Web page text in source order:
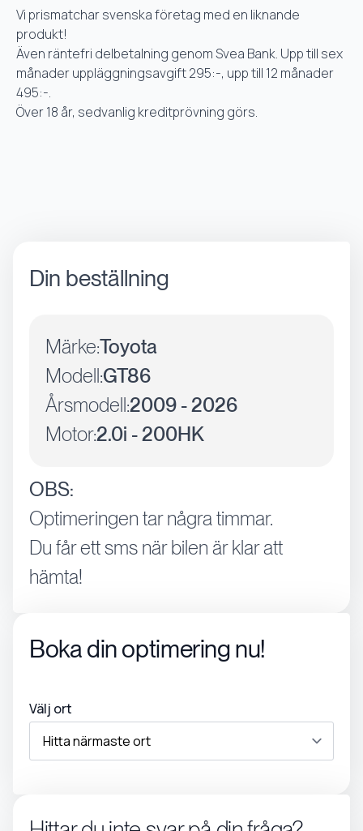
Vi prismatchar svenska företag med en liknande
produkt!
Även räntefri delbetalning genom Svea Bank. Upp till sex
månader uppläggningsavgift 295:-, upp till 12 månader
495:-.
Över 18 år, sedvanlig kreditprövning görs.
Din beställning
Märke:Toyota
Modell:GT86
Årsmodell:2009 - 2026
Motor:2.0i - 200HK
OBS:
Optimeringen tar några timmar.
Du får ett sms när bilen är klar att
hämta!
Boka din optimering nu!
Välj ort